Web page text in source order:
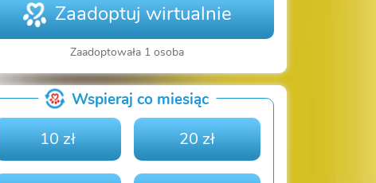
Zaadoptuj wirtualnie
Zaadoptowała 1 osoba
Wspieraj co miesiąc
10 zł 20 zł